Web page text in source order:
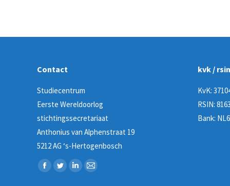
Contact
Studiecentrum
Eerste Wereldoorlog
stichtingssecretariaat
Anthonius van Alphenstraat 19
5212 AG ‘s-Hertogenbosch
Vind ons op:
Facebook
TwitterLinkedin
Mail
kvk /
KvK:
RSIN:
Bank: